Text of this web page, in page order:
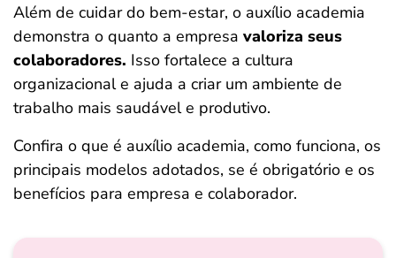
Além de cuidar do bem-estar, o auxílio academia
demonstra o quanto a empresa valoriza seus
colaboradores. Isso fortalece a cultura
organizacional e ajuda a criar um ambiente de
trabalho mais saudável e produtivo.
Confira o que é auxílio academia, como funciona, os
principais modelos adotados, se é obrigatório e os
benefícios para empresa e colaborador.